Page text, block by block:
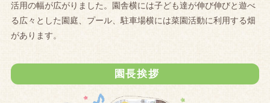
活用の幅が広がりました。園舎横には子ども達が伸び伸びと遊べ
る広々とした園庭、プール、駐車場横には菜園活動に利用する畑
があります。
園長挨拶